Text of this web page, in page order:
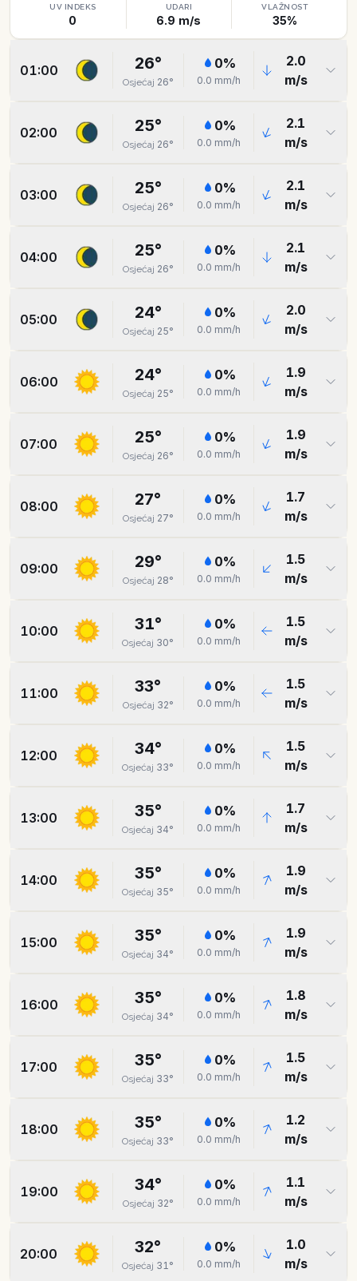
UV INDEKS
0
UDARI
6.9 m/s
VLAŽNOST
35%
01:00 26°
Osjećaj 26°
0%
0.0 mm/h
2.0
m/s
02:00 25°
Osjećaj 26°
0%
0.0 mm/h
2.1
m/s
03:00 25°
Osjećaj 26°
0%
0.0 mm/h
2.1
m/s
04:00 25°
Osjećaj 26°
0%
0.0 mm/h
2.1
m/s
05:00 24°
Osjećaj 25°
0%
0.0 mm/h
2.0
m/s
06:00 24°
Osjećaj 25°
0%
0.0 mm/h
1.9
m/s
07:00 25°
Osjećaj 26°
0%
0.0 mm/h
1.9
m/s
08:00 27°
Osjećaj 27°
0%
0.0 mm/h
1.7
m/s
09:00 29°
Osjećaj 28°
0%
0.0 mm/h
1.5
m/s
10:00 31°
Osjećaj 30°
0%
0.0 mm/h
1.5
m/s
11:00 33°
Osjećaj 32°
0%
0.0 mm/h
1.5
m/s
12:00 34°
Osjećaj 33°
0%
0.0 mm/h
1.5
m/s
13:00 35°
Osjećaj 34°
0%
0.0 mm/h
1.7
m/s
14:00 35°
Osjećaj 35°
0%
0.0 mm/h
1.9
m/s
15:00 35°
Osjećaj 34°
0%
0.0 mm/h
1.9
m/s
16:00 35°
Osjećaj 34°
0%
0.0 mm/h
1.8
m/s
17:00 35°
Osjećaj 33°
0%
0.0 mm/h
1.5
m/s
18:00 35°
Osjećaj 33°
0%
0.0 mm/h
1.2
m/s
19:00 34°
Osjećaj 32°
0%
0.0 mm/h
1.1
m/s
20:00 32°
Osjećaj 31°
0%
0.0 mm/h
1.0
m/s